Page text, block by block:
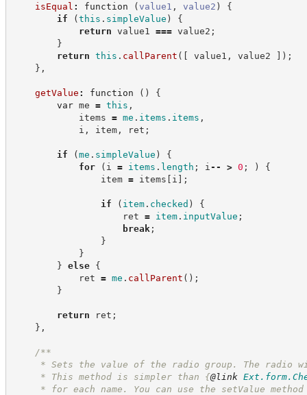
isEqual : function (value1 , value2 )
{
if
(this . simpleValue )
{
return value1 === value2 ;
}
return this . callParent ( [ value1 , value2 ] ) ;
} ,
getValue : function ( )
{
var me = this ,
items = me . items . items ,
i , item, ret ;
if (me . simpleValue )
{
for
( i = items . length ; i -- > 0 ; )
{
item = items [ i ] ;
if ( item. checked )
{
ret = item. inputValue ;
break ;
}
}
} else
{
ret = me . callParent ( ) ;
}
return ret ;
} ,
/**
* Sets the value of the radio group. The radio
* This method is simpler than {@link
* for each name. You can use the setValue method